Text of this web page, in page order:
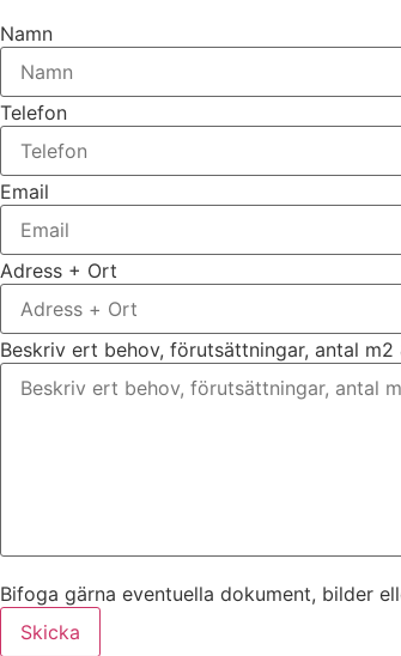
Namn
Telefon
Email
Adress + Ort
Beskriv ert behov, förutsättningar, antal
Bifoga gärna eventuella dokument, bilder
Skicka